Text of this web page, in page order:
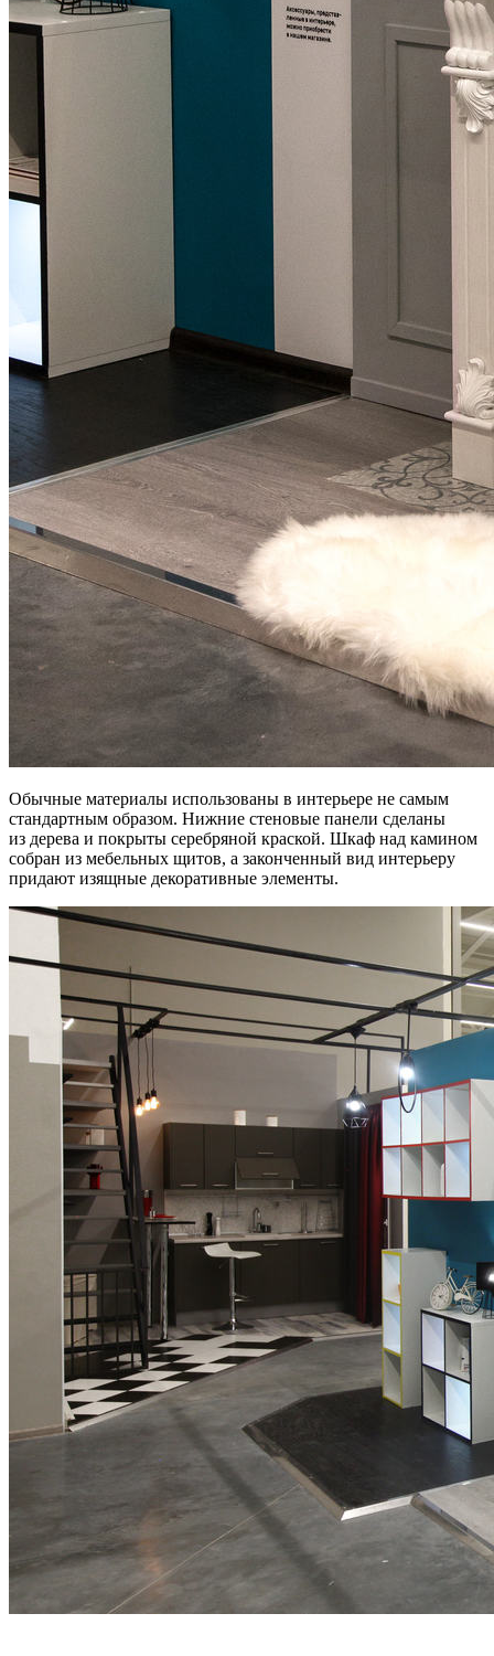
Обычные материалы использованы в интерьере не самым
стандартным образом. Нижние стеновые панели сделаны
из дерева и покрыты серебряной краской. Шкаф над камином
собран из мебельных щитов, а законченный вид интерьеру
придают изящные декоративные элементы.